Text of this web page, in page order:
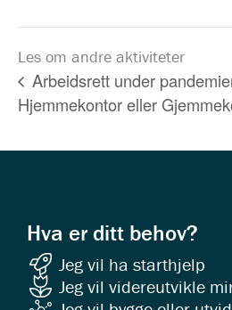
Les om andre aktiviteter
Arbeidsrett under
Hjemmekontor eller
Hva er ditt behov?
Jeg vil ha starthjelp
Jeg vil videreutvikle